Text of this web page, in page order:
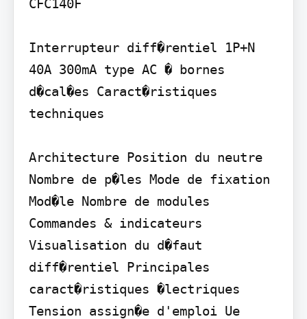
CFC140F
Interrupteur diff�rentiel 1P+N
40A 300mA type AC � bornes
d�cal�es Caract�ristiques
techniques
Architecture Position du neutre
Nombre de p�les Mode de fixation
Mod�le Nombre de modules
Commandes & indicateurs
Visualisation du d�faut
diff�rentiel Principales
caract�ristiques �lectriques
Tension assign�e d'emploi Ue